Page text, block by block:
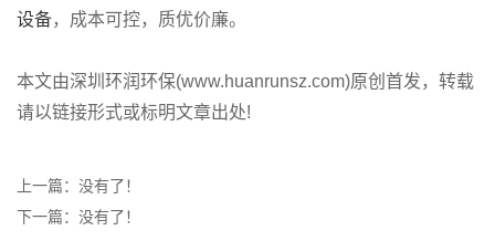
设备，成本可控，质优价廉。
本文由深圳环润环保(www.huanrunsz.com)原创首发，转载
请以链接形式或标明文章出处!
上一篇：没有了！
下一篇：没有了！